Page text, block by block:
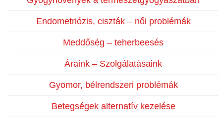
Endometriózis, ciszták – női problémák
Meddőség – teherbeesés
Áraink – Szolgálatásaink
Gyomor, bélrendszeri problémák
Betegségek alternatív kezelése